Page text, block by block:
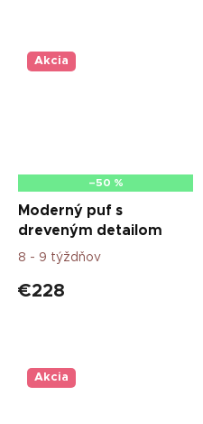
Akcia
–50 %
Moderný puf s
dreveným detailom
8 - 9 týždňov
€228
Akcia